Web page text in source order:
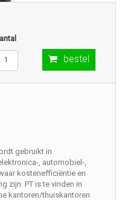
bestel
gebruikt in
, automobiel-,
kostenefficiëntie en
zijn. PT is te vinden in
kantoren/thuiskantoren